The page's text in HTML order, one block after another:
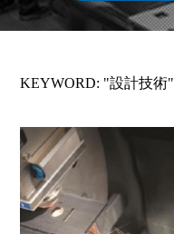
KEYWORD: "設計技術"